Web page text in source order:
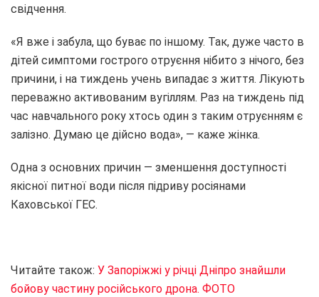
свідчення.
«Я вже і забула, що буває по іншому. Так, дуже часто в
дітей симптоми гострого отруєння нібито з нічого, без
причини, і на тиждень учень випадає з життя. Лікують
переважно активованим вугіллям. Раз на тиждень під
час навчального року хтось один з таким отруєнням є
залізно. Думаю це дійсно вода», — каже жінка.
Одна з основних причин — зменшення доступності
якісної питної води після підриву росіянами
Каховської ГЕС.
Читайте також: У Запоріжжі у річці Дніпро знайшли
бойову частину російського дрона. ФОТО